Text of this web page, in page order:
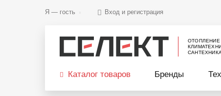
Я — гость Вход и регистрация
ОТОПЛЕНИЕ
САНТЕХНИКА
Каталог товаров Бренды